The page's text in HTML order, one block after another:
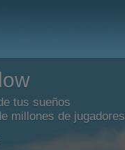
tus sueños
millones de